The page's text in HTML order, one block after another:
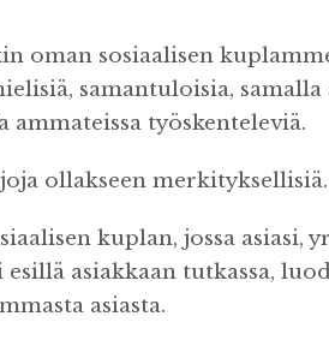
oman sosiaalisen
samantuloisia,
työskenteleviä.
ollakseen merkityksellisiä.
kuplan, jossa asiasi,
asiakkaan tutkassa,
asiasta.